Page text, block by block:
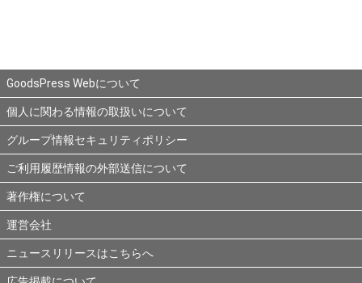
GoodsPress Webについて
個人に関わる情報の取扱いについて
グループ情報セキュリティポリシー
ご利用履歴情報の外部送信について
著作権について
運営会社
ニュースリリースはこちらへ